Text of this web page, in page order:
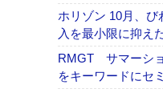
ホリゾン 10月、
入を最小限に抑え
RMGT サマーショ
をキーワードにセ